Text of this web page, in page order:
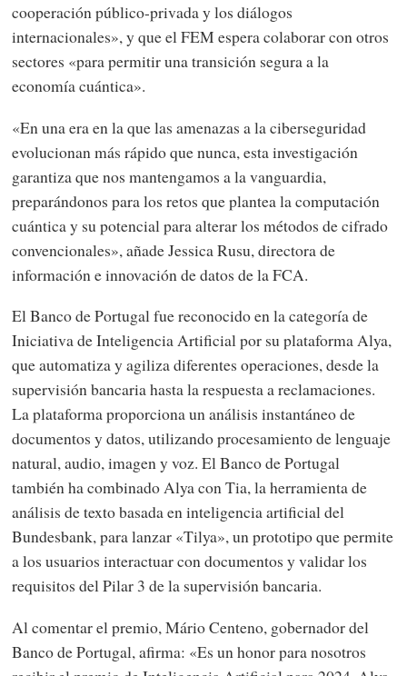
cooperación público-privada y los diálogos
internacionales», y que el FEM espera colaborar con otros
sectores «para permitir una transición segura a la
economía cuántica».
«En una era en la que las amenazas a la ciberseguridad
evolucionan más rápido que nunca, esta investigación
garantiza que nos mantengamos a la vanguardia,
preparándonos para los retos que plantea la computación
cuántica y su potencial para alterar los métodos de cifrado
convencionales», añade Jessica Rusu, directora de
información e innovación de datos de la FCA.
El Banco de Portugal fue reconocido en la categoría de
Iniciativa de Inteligencia Artificial por su plataforma Alya,
que automatiza y agiliza diferentes operaciones, desde la
supervisión bancaria hasta la respuesta a reclamaciones.
La plataforma proporciona un análisis instantáneo de
documentos y datos, utilizando procesamiento de lenguaje
natural, audio, imagen y voz. El Banco de Portugal
también ha combinado Alya con Tia, la herramienta de
análisis de texto basada en inteligencia artificial del
Bundesbank, para lanzar «Tilya», un prototipo que permite
a los usuarios interactuar con documentos y validar los
requisitos del Pilar 3 de la supervisión bancaria.
Al comentar el premio, Mário Centeno, gobernador del
Banco de Portugal, afirma: «Es un honor para nosotros